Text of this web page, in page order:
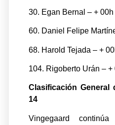
30. Egan Bernal – + 00h
60. Daniel Felipe
68. Harold Tejada – + 00h
104. Rigoberto Urán – +
Clasificación General
14
Vingegaard